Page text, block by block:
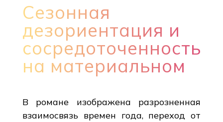
Сезонная
дезориентация и
сосредоточенность
на материальном
В романе изображена разрозненная
взаимосвязь времен года, переход от